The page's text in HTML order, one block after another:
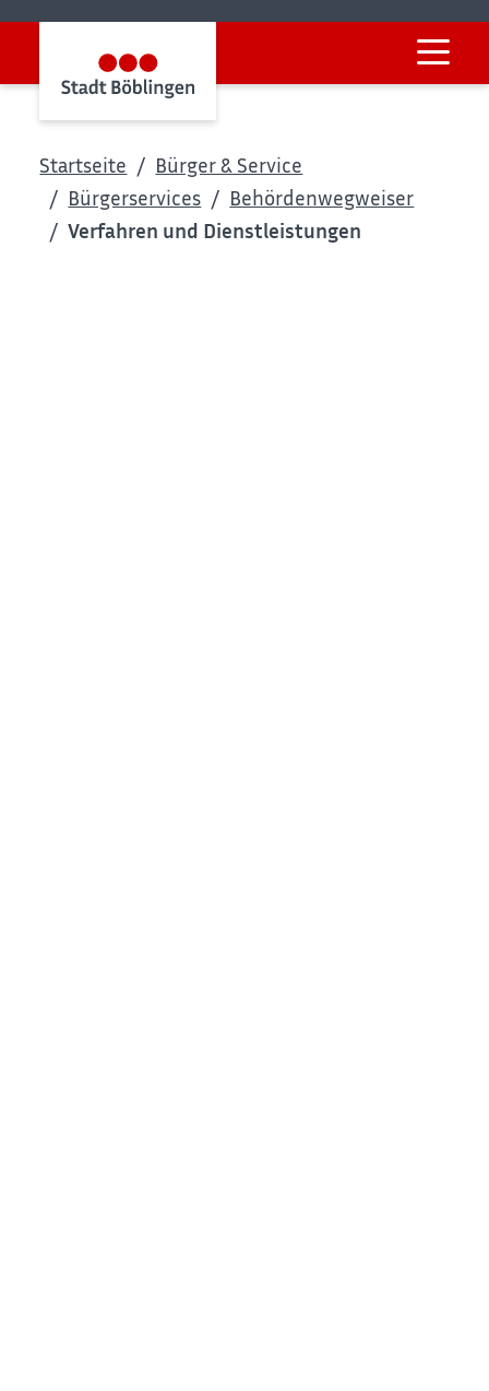
Startseite
Bürger & Service
Bürgerservices
Behördenwegweiser
Verfahren und Dienstleistungen